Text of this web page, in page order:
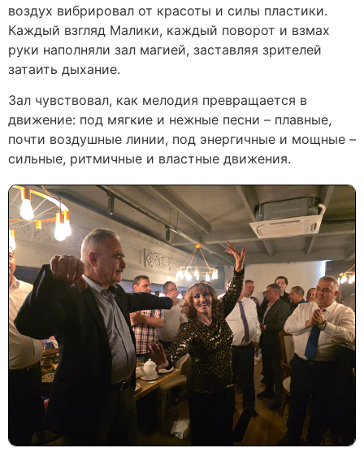
воздух вибрировал от красоты и силы пластики.
Каждый взгляд Малики, каждый поворот и взмах
руки наполняли зал магией, заставляя зрителей
затаить дыхание.
Зал чувствовал, как мелодия превращается в
движение: под мягкие и нежные песни – плавные,
почти воздушные линии, под энергичные и мощные –
сильные, ритмичные и властные движения.